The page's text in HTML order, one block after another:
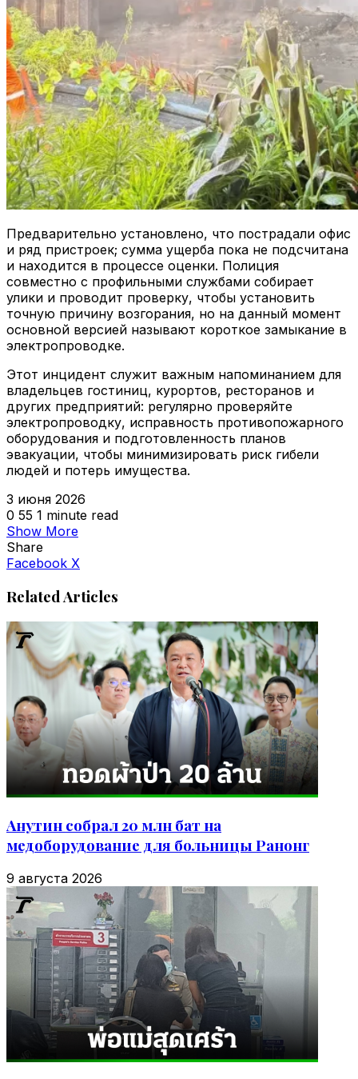
Предварительно установлено, что пострадали офис
и ряд пристроек; сумма ущерба пока не подсчитана
и находится в процессе оценки. Полиция
совместно с профильными службами собирает
улики и проводит проверку, чтобы установить
точную причину возгорания, но на данный момент
основной версией называют короткое замыкание в
электропроводке.
Этот инцидент служит важным напоминанием для
владельцев гостиниц, курортов, ресторанов и
других предприятий: регулярно проверяйте
электропроводку, исправность противопожарного
оборудования и подготовленность планов
эвакуации, чтобы минимизировать риск гибели
людей и потерь имущества.
3 июня 2026
0 55 1 minute read
Show More
Share
Facebook X
Related Articles
Анутин собрал 20 млн бат на
медоборудование для больницы Ранонг
9 августа 2026